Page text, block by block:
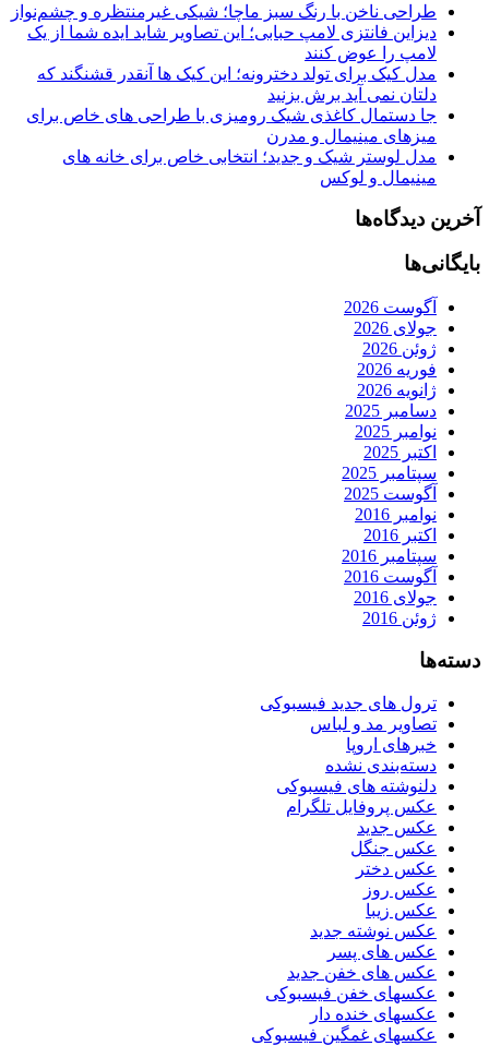
طراحی ناخن با رنگ سبز ماچا؛ شیکی غیرمنتظره و چشم‌نواز
دیزاین فانتزی لامپ حبابی؛ این تصاویر شاید ایده شما از یک
لامپ را عوض کنند
مدل کیک برای تولد دخترونه؛ این کیک ها آنقدر قشنگند که
دلتان نمی آید برش بزنید
جا دستمال کاغذی شیک رومیزی با طراحی های خاص برای
میزهای مینیمال و مدرن
مدل لوستر شیک و جدید؛ انتخابی خاص برای خانه های
مینیمال و لوکس
آخرین دیدگاه‌ها
بایگانی‌ها
آگوست 2026
جولای 2026
ژوئن 2026
فوریه 2026
ژانویه 2026
دسامبر 2025
نوامبر 2025
اکتبر 2025
سپتامبر 2025
آگوست 2025
نوامبر 2016
اکتبر 2016
سپتامبر 2016
آگوست 2016
جولای 2016
ژوئن 2016
دسته‌ها
ترول های جدید فیسبوکی
تصاویر مد و لباس
خبرهای اروپا
دسته‌بندی نشده
دلنوشته های فیسبوکی
عکس پروفایل تلگرام
عکس جدید
عکس جنگل
عکس دختر
عکس روز
عکس زیبا
عکس نوشته جدید
عکس های پسر
عکس های خفن جدید
عکسهای خفن فیسبوکی
عکسهای خنده دار
عکسهای غمگین فیسبوکی